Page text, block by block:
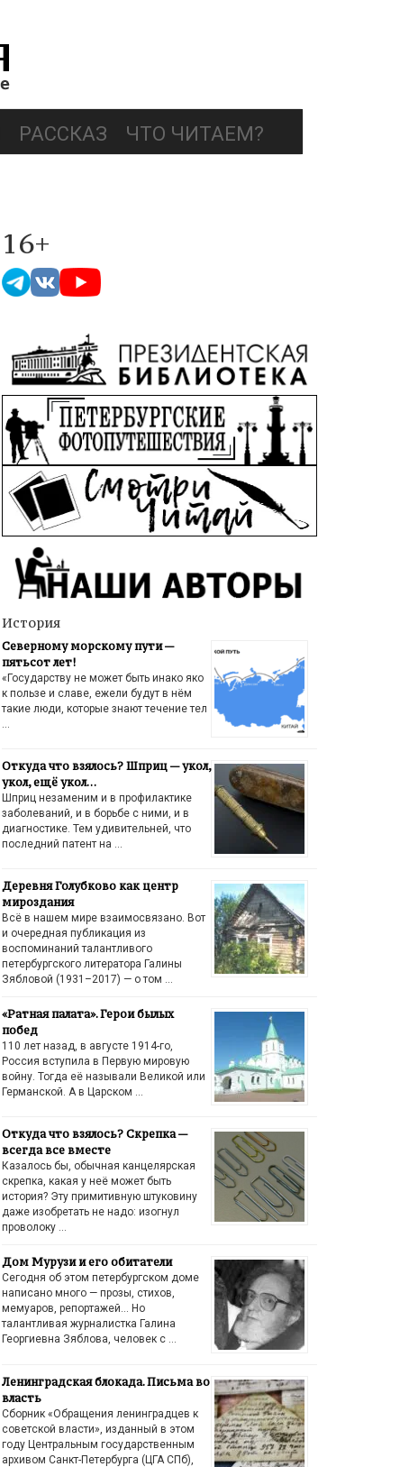
РАССКАЗ ЧТО ЧИТАЕМ?
16+
История
Северному морскому пути —
пятьсот лет!
«Государству не может быть инако яко
к пользе и славе, ежели будут в нём
такие люди, которые знают течение тел
Откуда что взялось? Шприц — укол,
укол, ещё укол…
Шприц незаменим и в профилактике
заболеваний, и в борьбе с ними, и в
диагностике. Тем удивительней, что
последний патент на …
Деревня Голубково как центр
мироздания
Всё в нашем мире взаимосвязано. Вот
и очередная публикация из
воспоминаний талантливого
петербургского литератора Галины
Зябловой (1931–2017) — о том …
«Ратная палата». Герои былых
побед
110 лет назад, в августе 1914-го,
Россия вступила в Первую мировую
войну. Тогда её называли Великой или
Германской. А в Царском …
Откуда что взялось? Скрепка —
всегда все вместе
Казалось бы, обычная канцелярская
скрепка, какая у неё может быть
история? Эту примитивную штуковину
даже изобретать не надо: изогнул
проволоку …
Дом Мурузи и его обитатели
Сегодня об этом петербургском доме
написано много — прозы, стихов,
мемуаров, репортажей… Но
талантливая журналистка Галина
Георгиевна Зяблова, человек с …
Ленинградская блокада. Письма во
власть
Сборник «Обращения ленинградцев к
советской власти», изданный в этом
году Центральным государственным
архивом Санкт-Петербурга (ЦГА СПб),